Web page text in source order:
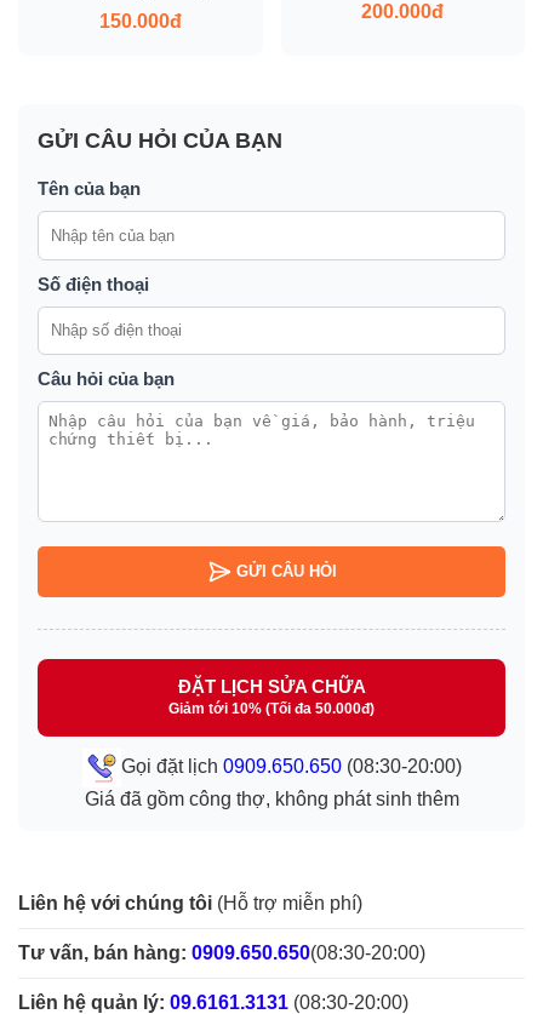
cho Xiaomi
150.000đ 200.000đ
GỬI CÂU HỎI CỦA BẠN
Tên của bạn
Số điện thoại
Câu hỏi của bạn
GỬI CÂU HỎI
ĐẶT LỊCH SỬA CHỮA
Giảm tới 10% (Tối đa 50.000đ)
Gọi đặt lịch 0909.650.650(08:30-20:00)
Giá đã gồm công thợ, không phát sinh thêm
Liên hệ với chúng tôi (Hỗ trợ miễn phí)
Tư vấn, bán hàng: 0909.650.650(08:30-20:00)
Liên hệ quản lý: 09.6161.3131 (08:30-20:00)